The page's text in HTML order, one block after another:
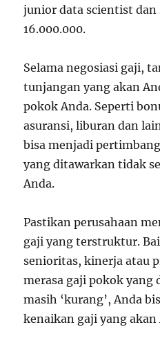
junior data scientist dan
16.000.000.
Selama negosiasi gaji,
tunjangan yang akan
pokok Anda. Seperti
asuransi, liburan dan
bisa menjadi
yang ditawarkan tidak
Anda.
Pastikan perusahaan
gaji yang terstruktur.
senioritas, kinerja atau
merasa gaji pokok yang
masih ‘kurang’, Anda
kenaikan gaji yang